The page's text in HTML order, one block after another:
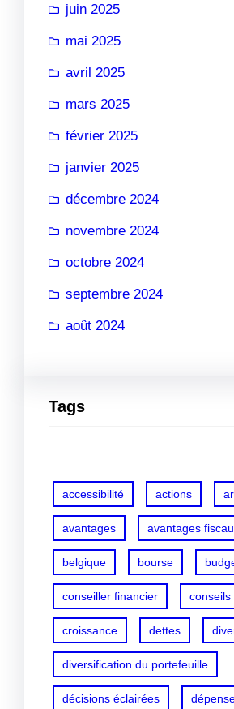
juin 2025
mai 2025
avril 2025
mars 2025
février 2025
janvier 2025
décembre 2024
novembre 2024
octobre 2024
septembre 2024
août 2024
Tags
accessibilité actions
avantages avantages
belgique bourse
conseiller financier conseils
croissance dettes
diversification du portefeuille
décisions éclairées